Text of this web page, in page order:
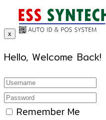
x
Hello, Welcome Back!
Remember Me